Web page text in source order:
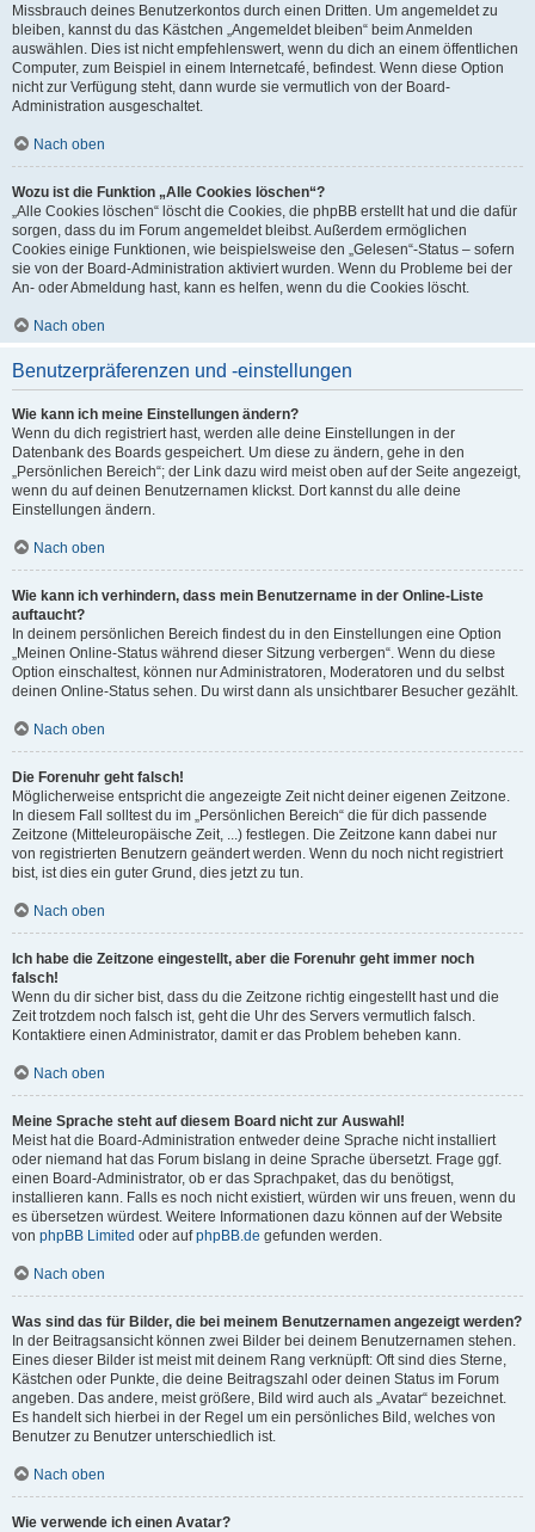
Missbrauch deines Benutzerkontos durch einen Dritten. Um angemeldet zu
bleiben, kannst du das Kästchen „Angemeldet bleiben“ beim Anmelden
auswählen. Dies ist nicht empfehlenswert, wenn du dich an einem öffentlichen
Computer, zum Beispiel in einem Internetcafé, befindest. Wenn diese Option
nicht zur Verfügung steht, dann wurde sie vermutlich von der Board-
Administration ausgeschaltet.
Nach oben
Wozu ist die Funktion „Alle Cookies löschen“?
„Alle Cookies löschen“ löscht die Cookies, die phpBB erstellt hat und die dafür
sorgen, dass du im Forum angemeldet bleibst. Außerdem ermöglichen
Cookies einige Funktionen, wie beispielsweise den „Gelesen“-Status – sofern
sie von der Board-Administration aktiviert wurden. Wenn du Probleme bei der
An- oder Abmeldung hast, kann es helfen, wenn du die Cookies löscht.
Nach oben
Benutzerpräferenzen und -einstellungen
Wie kann ich meine Einstellungen ändern?
Wenn du dich registriert hast, werden alle deine Einstellungen in der
Datenbank des Boards gespeichert. Um diese zu ändern, gehe in den
„Persönlichen Bereich“; der Link dazu wird meist oben auf der Seite angezeigt,
wenn du auf deinen Benutzernamen klickst. Dort kannst du alle deine
Einstellungen ändern.
Nach oben
Wie kann ich verhindern, dass mein Benutzername in der Online-Liste
auftaucht?
In deinem persönlichen Bereich findest du in den Einstellungen eine Option
„Meinen Online-Status während dieser Sitzung verbergen“. Wenn du diese
Option einschaltest, können nur Administratoren, Moderatoren und du selbst
deinen Online-Status sehen. Du wirst dann als unsichtbarer Besucher gezählt.
Nach oben
Die Forenuhr geht falsch!
Möglicherweise entspricht die angezeigte Zeit nicht deiner eigenen Zeitzone.
In diesem Fall solltest du im „Persönlichen Bereich“ die für dich passende
Zeitzone (Mitteleuropäische Zeit, ...) festlegen. Die Zeitzone kann dabei nur
von registrierten Benutzern geändert werden. Wenn du noch nicht registriert
bist, ist dies ein guter Grund, dies jetzt zu tun.
Nach oben
Ich habe die Zeitzone eingestellt, aber die Forenuhr geht immer noch
falsch!
Wenn du dir sicher bist, dass du die Zeitzone richtig eingestellt hast und die
Zeit trotzdem noch falsch ist, geht die Uhr des Servers vermutlich falsch.
Kontaktiere einen Administrator, damit er das Problem beheben kann.
Nach oben
Meine Sprache steht auf diesem Board nicht zur Auswahl!
Meist hat die Board-Administration entweder deine Sprache nicht installiert
oder niemand hat das Forum bislang in deine Sprache übersetzt. Frage ggf.
einen Board-Administrator, ob er das Sprachpaket, das du benötigst,
installieren kann. Falls es noch nicht existiert, würden wir uns freuen, wenn du
es übersetzen würdest. Weitere Informationen dazu können auf der Website
von phpBB Limited oder aufphpBB.de gefunden werden.
Nach oben
Was sind das für Bilder, die bei meinem Benutzernamen angezeigt werden?
In der Beitragsansicht können zwei Bilder bei deinem Benutzernamen stehen.
Eines dieser Bilder ist meist mit deinem Rang verknüpft: Oft sind dies Sterne,
Kästchen oder Punkte, die deine Beitragszahl oder deinen Status im Forum
angeben. Das andere, meist größere, Bild wird auch als „Avatar“ bezeichnet.
Es handelt sich hierbei in der Regel um ein persönliches Bild, welches von
Benutzer zu Benutzer unterschiedlich ist.
Nach oben
Wie verwende ich einen Avatar?